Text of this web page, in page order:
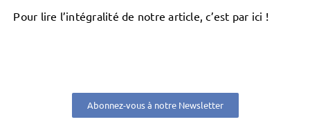
Pour lire l’intégralité de notre article, c’est par ici !
Abonnez-vous à notre Newsletter